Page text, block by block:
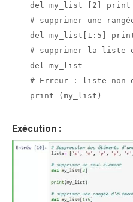
del my_list [2] print
# supprimer une
del my_list[1:5]
# supprimer la liste
del my_list
# Erreur : liste non
print (my_list)
Exécution :